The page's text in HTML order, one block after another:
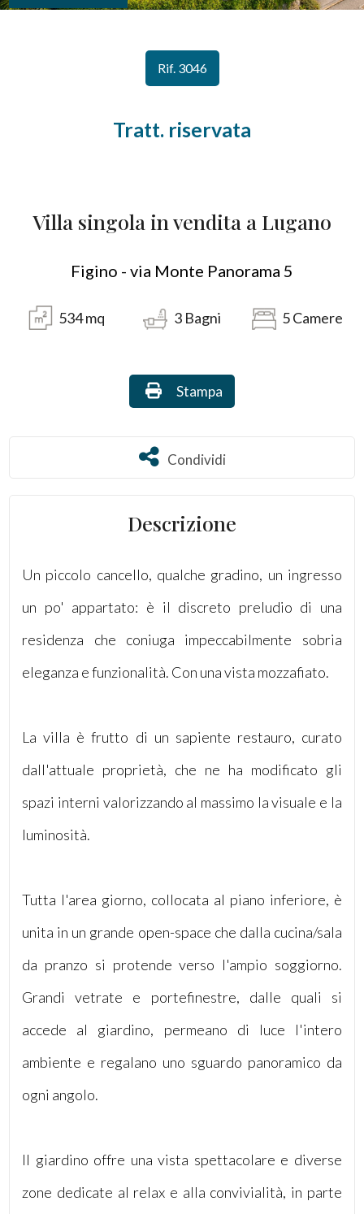
Rif. 3046
Tratt. riservata
Villa singola in vendita a Lugano
Figino - via Monte Panorama 5
534mq 3Bagni 5Camere
Stampa: Rif. 3046
Stampa
Condividi
Condividi
Descrizione
Un piccolo cancello, qualche gradino, un ingresso
un po' appartato: è il discreto preludio di una
residenza che coniuga impeccabilmente sobria
eleganza e funzionalità. Con una vista mozzafiato.
La villa è frutto di un sapiente restauro, curato
dall'attuale proprietà, che ne ha modificato gli
spazi interni valorizzando al massimo la visuale e la
luminosità.
Tutta l'area giorno, collocata al piano inferiore, è
unita in un grande open-space che dalla cucina/sala
da pranzo si protende verso l'ampio soggiorno.
Grandi vetrate e portefinestre, dalle quali si
accede al giardino, permeano di luce l'intero
ambiente e regalano uno sguardo panoramico da
ogni angolo.
Il giardino offre una vista spettacolare e diverse
zone dedicate al relax e alla convivialità, in parte
Tipologia
multiscelta
Qualsiasi
mq
Locali
Qualsiasi
2